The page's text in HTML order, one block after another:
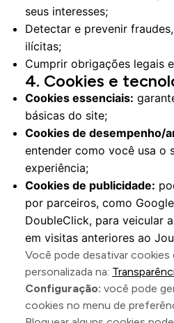
seus interesses;
Detectar e prevenir
ilícitas;
Cumprir obrigações legais
Cookies e
Cookies essenciais:
básicas do site;
Cookies de desempenho/
entender como você usa o
experiência;
Cookies de publicidade:
por parceiros, como
DoubleClick, para veicular
em visitas anteriores ao
Você pode desativar cookies
personalizada na:
Configuração: você pode
cookies no menu de